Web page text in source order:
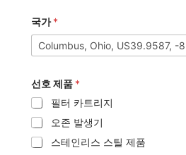
국가*
선호 제품 *
필터 카트리지
오존 발생기
스테인리스 스틸 제품